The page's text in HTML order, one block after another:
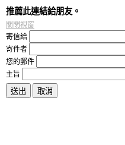
推薦此連結給朋友。
關閉視窗
寄信給
寄件者
您的郵件
主旨
送出 取消